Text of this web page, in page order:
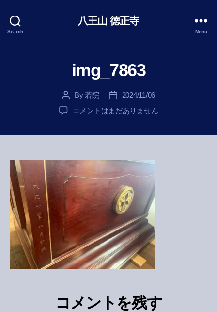
Search
八王山 徳正寺
Menu
img_7863
Post
author
By 若院
Post
date
2024/11/06
img_7863
コメントはまだありません
コメントを残す